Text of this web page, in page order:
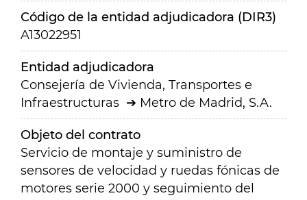
Código de la entidad adjudicadora (DIR3)
A13022951
Entidad adjudicadora
Consejería de Vivienda, Transportes e
Infraestructuras
Metro de Madrid, S.A.
Objeto del contrato
Servicio de montaje y suministro de
sensores de velocidad y ruedas fónicas de
motores serie 2000 y seguimiento del